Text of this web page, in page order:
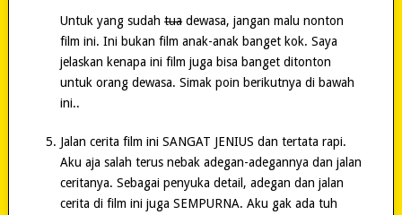
Untuk yang sudahtuadewasa, jangan malu nonton
film ini. Ini bukan film anak-anak banget kok. Saya
jelaskan kenapa ini film juga bisa banget ditonton
untuk orang dewasa. Simak poin berikutnya di bawah
ini..
Jalan cerita film ini SANGAT JENIUS dan tertata rapi.
Aku aja salah terus nebak adegan-adegannya dan jalan
ceritanya. Sebagai penyuka detail, adegan dan jalan
cerita di film ini juga SEMPURNA. Aku gak ada tuh